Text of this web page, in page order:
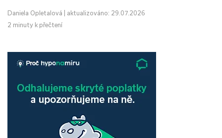
Daniela Opletalová
aktualizováno: 29.07.2026
2 minuty k přečtení